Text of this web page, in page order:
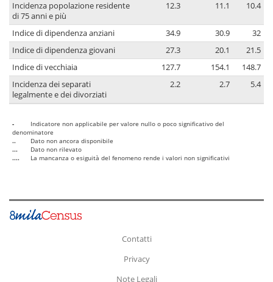
Incidenza popolazione residente
di 75 anni e più
12.3 11.1 10.4
Indice di dipendenza anziani 34.9 30.9
32
Indice di dipendenza giovani
27.3 20.1
21.5
Indice di vecchiaia
127.7 154.1
148.7
Incidenza dei separati
legalmente e dei divorziati
2.2 2.7 5.4
-
Indicatore non applicabile per valore nullo o poco significativo del
denominatore
..
Dato non ancora disponibile
...
Dato non rilevato
....
La mancanza o esiguità del fenomeno rende i valori non significativi
Contatti
Privacy
Note Legali